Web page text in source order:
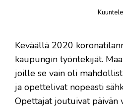
Kuuntele
​Keväällä 2020
kaupungin työntekijät.
joille se vain oli
ja opettelivat nopeasti
Opettajat joutuivat päivän